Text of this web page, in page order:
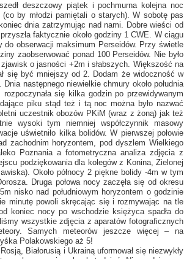
deszczowy piątek i pochmurna kolejna noc
by młodzi pamiętali o starych). W sobotę pas
dnia zatrzymując nad nami. Dobre wieści od
faktycznie około godziny 1 CWE. W ciągu
obserwacji maksimum Perseidów. Przy świetle
zaobserwować ponad 100 Perseidów. Nie było
o jasności +2m i słabszych. Większość na
się być mniejszy od 2. Dodam że widoczność w
następnego niewielkie chmury około południa
się kilka godzin po przewidywanym
piku stąd też i tą noc można było nazwać
uczestnik obozów PKiM (wraz z żoną) jak też
wysoki tym niemniej współczynnik masowy
uświetniło kilka bolidów. W pierwszej połowie
zachodnim horyzontem, pod dyszlem Wielkiego
Poznania a fotometryczna analiza zdjęcia z
podziękowania dla kolegów z Konina, Zielonej
Około północy 2 piękne bolidy -4m w tym
Druga połowa nocy zaczęła się od okresu
nisko nad południowym horyzontem o godzinie
minutę powoli skręcając się i rozmywając na tle
koniec nocy po wschodzie księżyca spadła do
wszystkie zdjęcia z aparatów fotograficznych
Samych meteorów jeszcze więcej – na
Polakowskiego aż 5!
Białorusią i Ukrainą uformował się niezwykły